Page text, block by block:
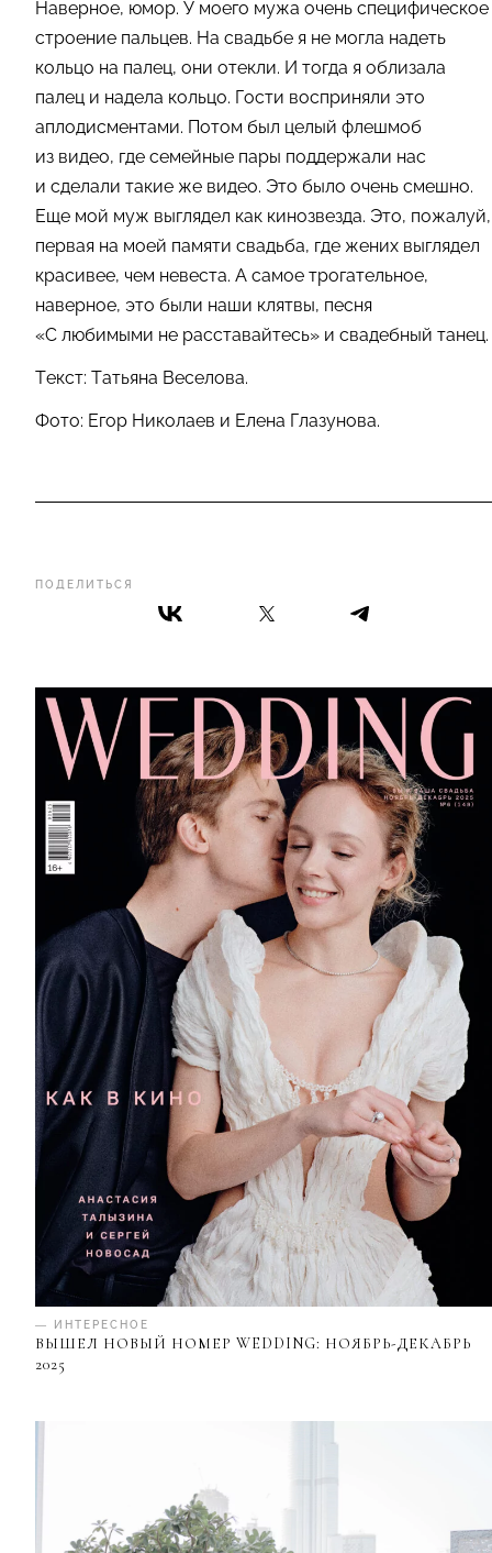
ПОДЕЛИТЬСЯ
— ИНТЕРЕСНОЕ
ВЫШЕЛ НОВЫЙ НОМЕР WEDDING: НОЯБРЬ-ДЕКАБРЬ
2025
Наверное, юмор. У моего мужа очень специфическое
строение пальцев. На свадьбе я не могла надеть
кольцо на палец, они отекли. И тогда я облизала
палец и надела кольцо. Гости восприняли это
аплодисментами. Потом был целый флешмоб
из видео, где семейные пары поддержали нас
и сделали такие же видео. Это было очень смешно.
Еще мой муж выглядел как кинозвезда. Это, пожалуй,
первая на моей памяти свадьба, где жених выглядел
красивее, чем невеста. А самое трогательное,
наверное, это были наши клятвы, песня
«С любимыми не расставайтесь» и свадебный танец.
Текст: Татьяна Веселова.
Фото: Егор Николаев и Елена Глазунова.